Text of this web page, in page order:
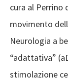
cura al Perrino
movimento
Neurologia a
“adattativa”
stimolazione